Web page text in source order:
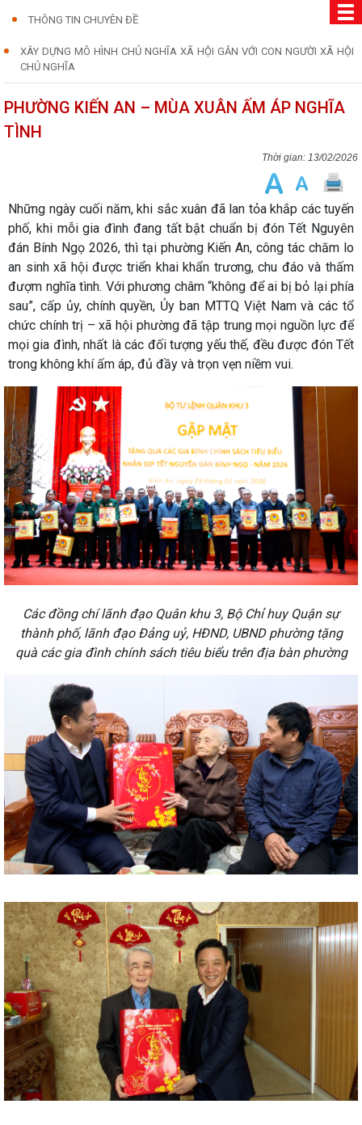
THÔNG TIN CHUYÊN ĐỀ
XÂY DỰNG MÔ HÌNH CHỦ NGHĨA XÃ HỘI GẮN VỚI CON NGƯỜI XÃ HỘI
CHỦ NGHĨA
PHƯỜNG KIẾN AN – MÙA XUÂN ẤM ÁP NGHĨA
TÌNH
13/02/2026
Những ngày cuối năm, khi sắc xuân đã lan tỏa khắp các tuyến
phố, khi mỗi gia đình đang tất bật chuẩn bị đón Tết Nguyên
đán Bính Ngọ 2026, thì tại phường Kiến An, công tác chăm lo
an sinh xã hội được triển khai khẩn trương, chu đáo và thấm
đượm nghĩa tình. Với phương châm “không để ai bị bỏ lại phía
sau”, cấp ủy, chính quyền, Ủy ban MTTQ Việt Nam và các tổ
chức chính trị – xã hội phường đã tập trung mọi nguồn lực để
mọi gia đình, nhất là các đối tượng yếu thế, đều được đón Tết
trong không khí ấm áp, đủ đầy và trọn vẹn niềm vui.
Các đồng chí lãnh đạo Quân khu 3, Bộ Chỉ huy Quận sự
thành phố, lãnh đạo Đảng uỷ, HĐND, UBND phường tặng
quà các gia đình chính sách tiêu biểu trên địa bàn phường